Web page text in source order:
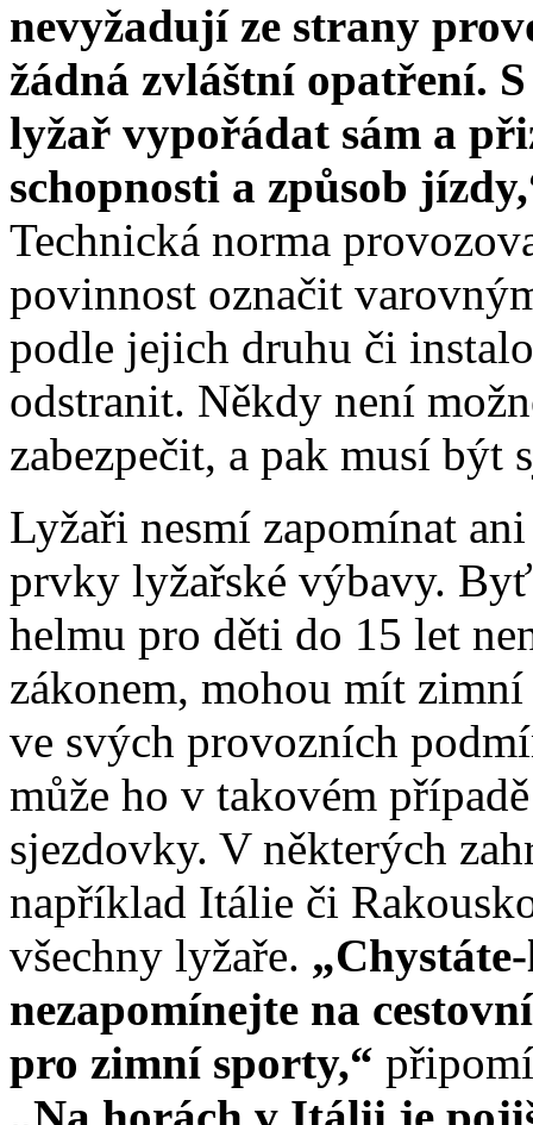
nevyžadují ze strany
žádná zvláštní opatření.
lyžař vypořádat sám a
schopnosti a způsob
Technická norma
povinnost označit
podle jejich druhu či
odstranit. Někdy není
zabezpečit, a pak musí být
Lyžaři nesmí zapomínat
prvky lyžařské výbavy.
helmu pro děti do 15 let
zákonem, mohou mít
ve svých provozních
může ho v takovém
sjezdovky. V některých
například Itálie či
všechny lyžaře.
nezapomínejte na
pro zimní sporty,“